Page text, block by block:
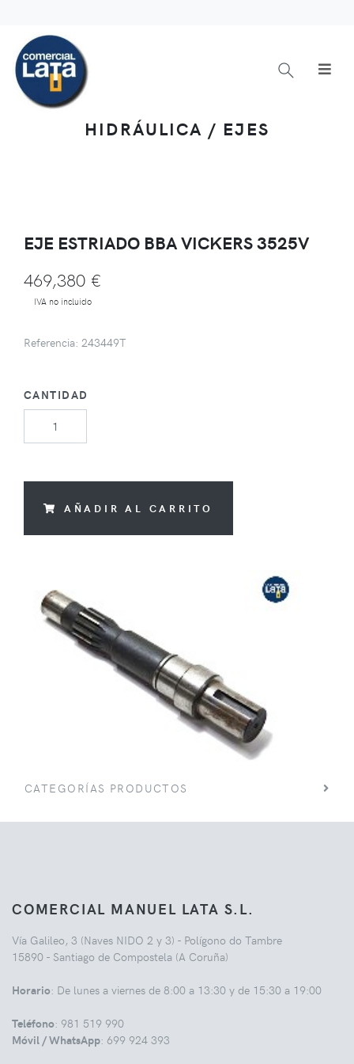
HIDRÁULICA / EJES
EJE ESTRIADO BBA VICKERS 3525V
469,380 €
IVA no incluido
Referencia: 243449T
CANTIDAD
AÑADIR AL CARRITO
CATEGORÍAS PRODUCTOS
COMERCIAL MANUEL LATA S.L.
Vía Galileo, 3 (Naves NIDO 2 y 3) - Polígono do Tambre
15890 - Santiago de Compostela (A Coruña)
Horario: De lunes a viernes de 8:00 a 13:30 y de 15:30 a 19:00
Teléfono: 981 519 990
Móvil / WhatsApp: 699 924 393